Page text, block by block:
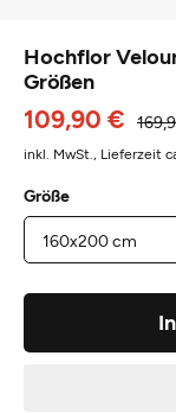
Hochflor
Größen
109,90 €
inkl. MwSt., Lieferzeit
Größe